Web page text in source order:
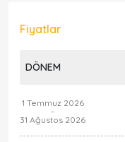
Fiyatlar
DÖNEM
1 Temmuz 2026
-
31 Ağustos 2026